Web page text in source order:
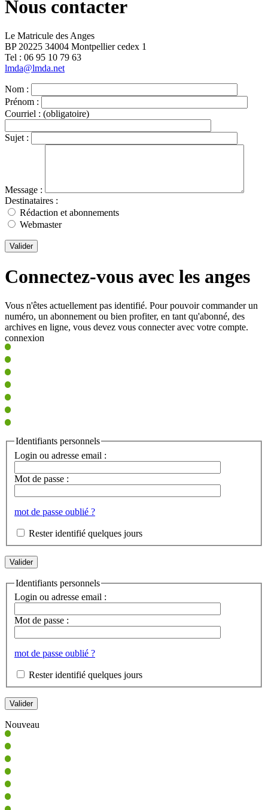
Nous contacter
Le Matricule des Anges
BP 20225 34004 Montpellier cedex 1
Tel : ‭06 95 10 79 63
lmda@lmda.net
Nom :
Prénom :
Courriel : (obligatoire)
Sujet :
Message :
Destinataires :
Rédaction et abonnements
Webmaster
Valider
Connectez-vous avec les anges
Vous n'êtes actuellement pas identifié. Pour pouvoir commander un
numéro, un abonnement ou bien profiter, en tant qu'abonné, des
archives en ligne, vous devez vous connecter avec votre compte.
connexion
Identifiants personnels
Login ou adresse email :
Mot de passe :
mot de passe oublié ?
Rester identifié quelques jours
Identifiants personnels
Login ou adresse email :
Mot de passe :
mot de passe oublié ?
Rester identifié quelques jours
Nouveau